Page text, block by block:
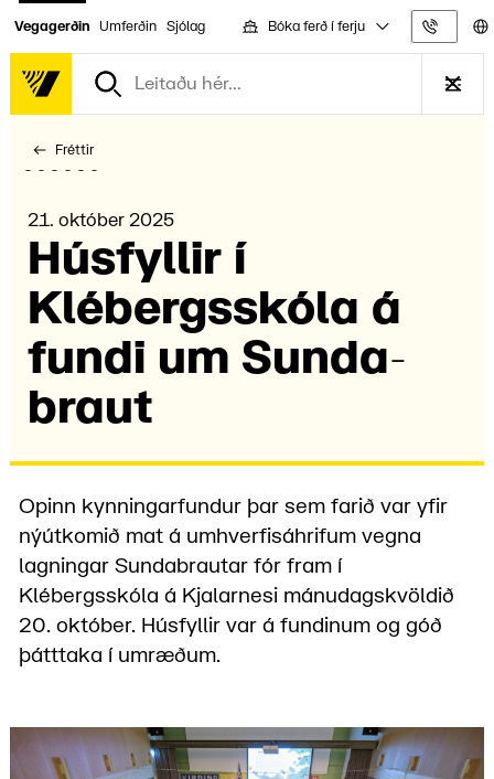
Vegagerðin Umferðin Sjólag Bóka ferð í ferju
Fréttir
21. október 2025
Húsfyll­ir í
Klébergs­skóla á
fundi um Sunda­
braut
Opinn kynningarfundur þar sem farið var yfir
nýútkomið mat á umhverfisáhrifum vegna
lagningar Sundabrautar fór fram í
Klébergsskóla á Kjalarnesi mánudagskvöldið
20. október. Húsfyllir var á fundinum og góð
þátttaka í umræðum.